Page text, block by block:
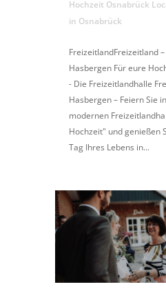
Hochzeit Osnabrück
in Osnabrück
FreizeitlandFreizeitland
Hasbergen Für eure
- Die Freizeitlandhalle
Hasbergen – Feiern Sie
modernen
Hochzeit" und genießen
Tag Ihres Lebens in...